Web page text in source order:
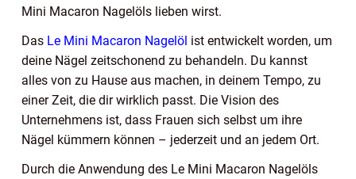
Mini Macaron Nagelöls lieben wirst.
Das Le Mini Macaron Nagelöl ist entwickelt worden, um
deine Nägel zeitschonend zu behandeln. Du kannst
alles von zu Hause aus machen, in deinem Tempo, zu
einer Zeit, die dir wirklich passt. Die Vision des
Unternehmens ist, dass Frauen sich selbst um ihre
Nägel kümmern können – jederzeit und an jedem Ort.
Durch die Anwendung des Le Mini Macaron Nagelöls